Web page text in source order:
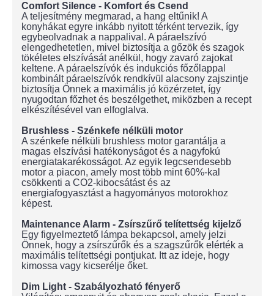
Comfort Silence - Komfort és Csend
A teljesítmény megmarad, a hang eltűnik! A
konyhákat egyre inkább nyitott térként tervezik, így
egybeolvadnak a nappalival. A páraelszívó
elengedhetetlen, mivel biztosítja a gőzök és szagok
tökéletes elszívását anélkül, hogy zavaró zajokat
keltene. A páraelszívók és indukciós főzőlappal
kombinált páraelszívók rendkívül alacsony zajszintje
biztosítja Önnek a maximális jó közérzetet, így
nyugodtan főzhet és beszélgethet, miközben a recept
elkészítésével van elfoglalva.
Brushless - Szénkefe nélküli motor
A szénkefe nélküli brushless motor garantálja a
magas elszívási hatékonyságot és a nagyfokú
energiatakarékosságot. Az egyik legcsendesebb
motor a piacon, amely most több mint 60%-kal
csökkenti a CO2-kibocsátást és az
energiafogyasztást a hagyományos motorokhoz
képest.
Maintenance Alarm - Zsírszűrő telítettség kijelző
Egy figyelmeztető lámpa bekapcsol, amely jelzi
Önnek, hogy a zsírszűrők és a szagszűrők elérték a
maximális telítettségi pontjukat. Itt az ideje, hogy
kimossa vagy kicserélje őket.
Dim Light - Szabályozható fényerő